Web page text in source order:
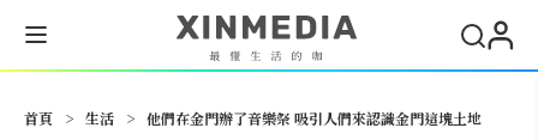
首頁 > 生活 > 他們在金門辦了音樂祭 吸引人們來認識金門這塊土地